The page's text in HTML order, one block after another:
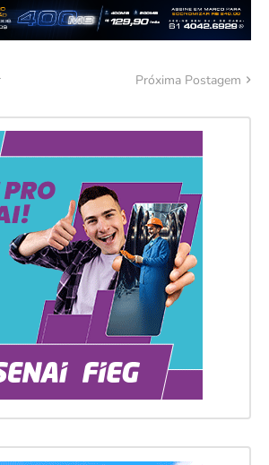
Próxima Postagem